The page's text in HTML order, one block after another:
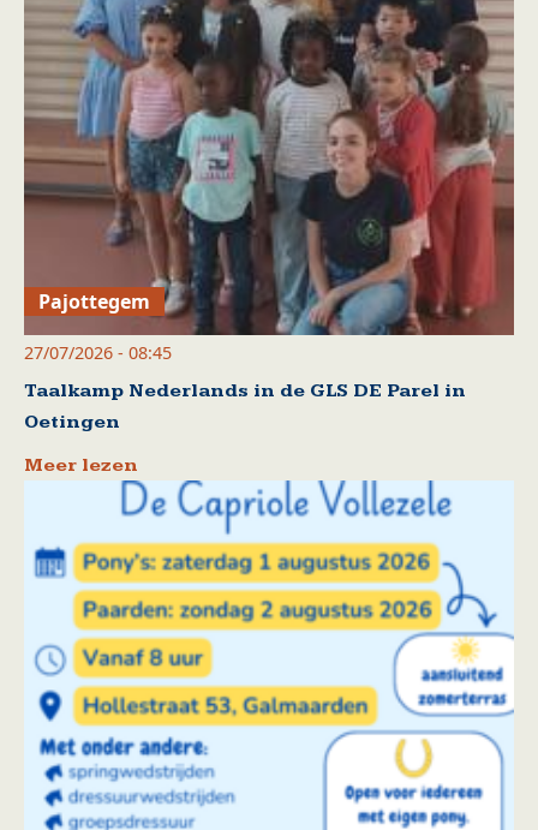
Pajottegem
27/07/2026 - 08:45
Taalkamp Nederlands in de GLS DE Parel in
Oetingen
Meer lezen